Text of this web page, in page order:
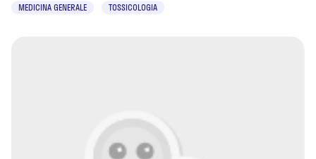
MEDICINA GENERALE TOSSICOLOGIA